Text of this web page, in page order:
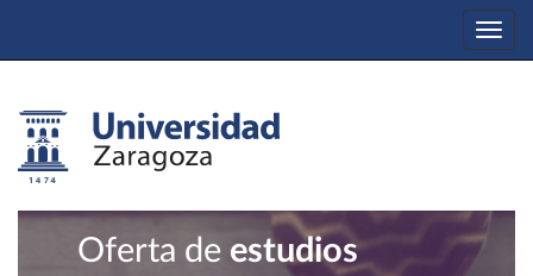
Oferta de estudios